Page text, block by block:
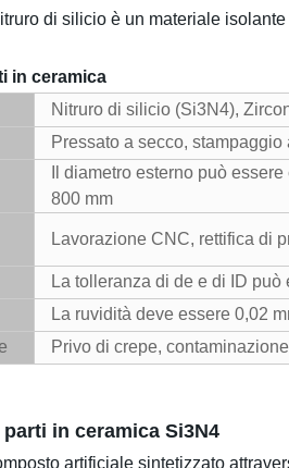
di silicio è un materiale
in ceramica
Nitruro di silicio (Si3N4),
Pressato a secco,
Il diametro esterno può
800 mm
Lavorazione CNC, rettifica di
La tolleranza di de e di ID
La ruvidità deve essere 0,02
Privo di crepe,
in ceramica Si3N4
artificiale sintetizzato